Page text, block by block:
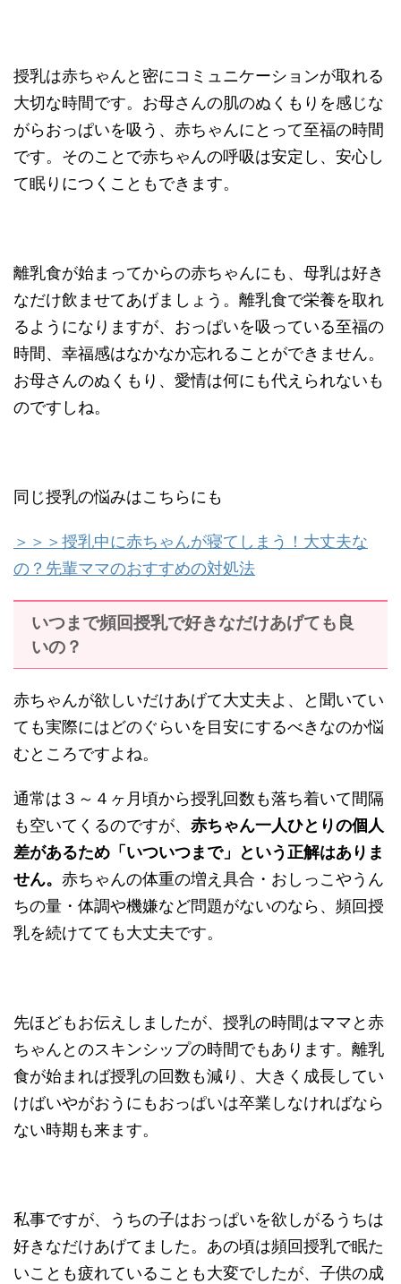
授乳は赤ちゃんと密にコミュニケーションが取れる
大切な時間です。お母さんの肌のぬくもりを感じな
がらおっぱいを吸う、赤ちゃんにとって至福の時間
です。そのことで赤ちゃんの呼吸は安定し、安心し
て眠りにつくこともできます。
離乳食が始まってからの赤ちゃんにも、母乳は好き
なだけ飲ませてあげましょう。離乳食で栄養を取れ
るようになりますが、おっぱいを吸っている至福の
時間、幸福感はなかなか忘れることができません。
お母さんのぬくもり、愛情は何にも代えられないも
のですしね。
同じ授乳の悩みはこちらにも
＞＞＞授乳中に赤ちゃんが寝てしまう！大丈夫な
の？先輩ママのおすすめの対処法
いつまで頻回授乳で好きなだけあげても良
いの？
赤ちゃんが欲しいだけあげて大丈夫よ、と聞いてい
ても実際にはどのぐらいを目安にするべきなのか悩
むところですよね。
通常は３～４ヶ月頃から授乳回数も落ち着いて間隔
も空いてくるのですが、 赤ちゃん一人ひとりの個人
差があるため「いついつまで」という正解はありま
せん。 赤ちゃんの体重の増え具合・おしっこやうん
ちの量・体調や機嫌など問題がないのなら、頻回授
乳を続けてても大丈夫です。
先ほどもお伝えしましたが、授乳の時間はママと赤
ちゃんとのスキンシップの時間でもあります。離乳
食が始まれば授乳の回数も減り、大きく成長してい
けばいやがおうにもおっぱいは卒業しなければなら
ない時期も来ます。
私事ですが、うちの子はおっぱいを欲しがるうちは
好きなだけあげてました。あの頃は頻回授乳で眠た
いことも疲れていることも大変でしたが、子供の成